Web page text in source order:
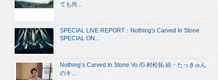
ても尚...
SPECIAL LIVE REPORT：Nothing's Carved In Stone
SPECIAL ON...
Nothing’s Carved In Stone Vo./G.村松拓 続・たっきゅん
のキ...